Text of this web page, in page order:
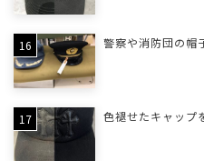
警察や消防団の帽
色褪せたキャップ